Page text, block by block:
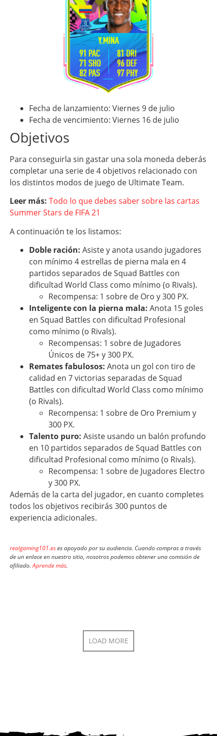
Fecha de lanzamiento: Viernes 9 de julio
Fecha de vencimiento: Viernes 16 de julio
Objetivos
Para conseguirla sin gastar una sola moneda deberás
completar una serie de 4 objetivos relacionado con
los distintos modos de juego de Ultimate Team.
Leer más: Todo lo que debes saber sobre las cartas
Summer Stars de FIFA 21
A continuación te los listamos:
Doble ración: Asiste y anota usando jugadores
con mínimo 4 estrellas de pierna mala en 4
partidos separados de Squad Battles con
dificultad World Class como mínimo (o Rivals).
Recompensa: 1 sobre de Oro y 300 PX.
Inteligente con la pierna mala: Anota 15 goles
en Squad Battles con dificultad Profesional
como mínimo (o Rivals).
Recompensas: 1 sobre de Jugadores
Únicos de 75+ y 300 PX.
Remates fabulosos: Anota un gol con tiro de
calidad en 7 victorias separadas de Squad
Battles con dificultad World Class como mínimo
(o Rivals).
Recompensa: 1 sobre de Oro Premium y
300 PX.
Talento puro: Asiste usando un balón profundo
en 10 partidos separados de Squad Battles con
dificultad Profesional como mínimo (o Rivals).
Recompensa: 1 sobre de Jugadores Electro
y 300 PX.
Además de la carta del jugador, en cuanto completes
todos los objetivos recibirás 300 puntos de
experiencia adicionales.
realgaming101.eses apoyado por su audiencia. Cuando compras a través
de un enlace en nuestro sitio, nosotros podemos obtener una comisión de
afiliado.Aprende más.
LOAD MORE